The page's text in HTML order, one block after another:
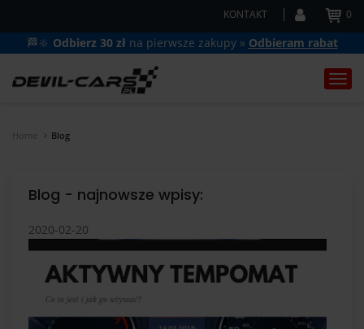
KONTAKT 0
🏁🔆 Odbierz 30 zł na pierwsze zakupy » Odbieram rabat
Home Blog
Blog - najnowsze wpisy:
2020-02-20